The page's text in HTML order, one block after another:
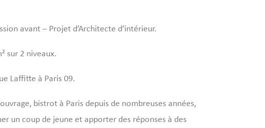
avant – Projet d’Architecte d’intérieur.
sur 2 niveaux.
Laffitte à Paris 09.
bistrot à Paris depuis de nombreuses années,
un coup de jeune et apporter des réponses à des